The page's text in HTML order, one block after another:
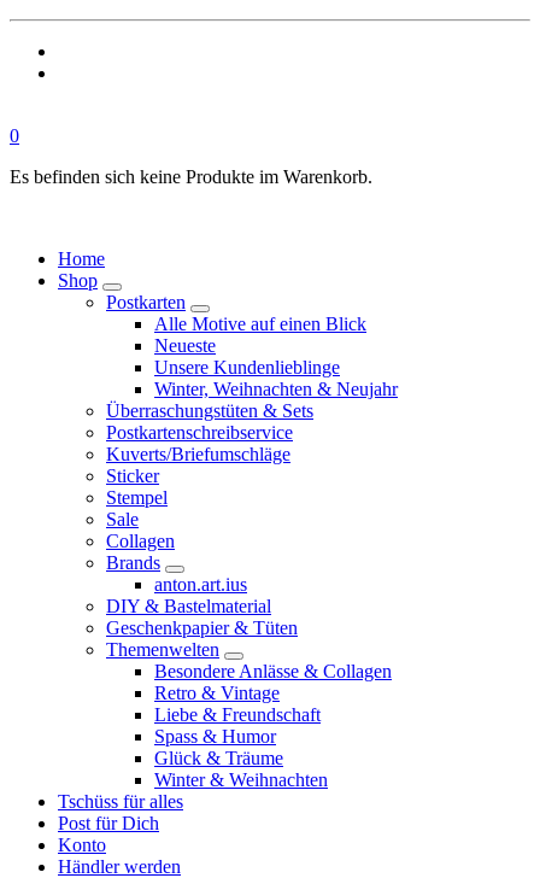
0
Es befinden sich keine Produkte im Warenkorb.
Home
Shop
Postkarten
Alle Motive auf einen Blick
Neueste
Unsere Kundenlieblinge
Winter, Weihnachten & Neujahr
Überraschungstüten & Sets
Postkartenschreibservice
Kuverts/Briefumschläge
Sticker
Stempel
Sale
Collagen
Brands
anton.art.ius
DIY & Bastelmaterial
Geschenkpapier & Tüten
Themenwelten
Besondere Anlässe & Collagen
Retro & Vintage
Liebe & Freundschaft
Spass & Humor
Glück & Träume
Winter & Weihnachten
Tschüss für alles
Post für Dich
Konto
Händler werden